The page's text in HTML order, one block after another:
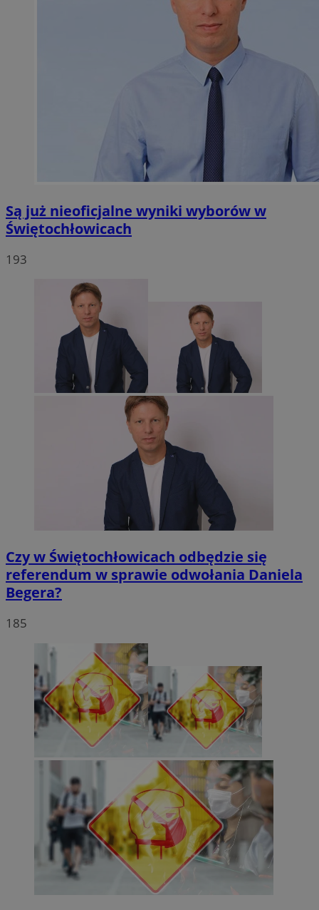
Są już nieoficjalne wyniki wyborów w
Świętochłowicach
193
Czy w Świętochłowicach odbędzie się
referendum w sprawie odwołania Daniela
Begera?
185